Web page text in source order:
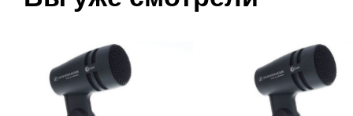
Размеры и вес
Размеры 6 x 3 x 3